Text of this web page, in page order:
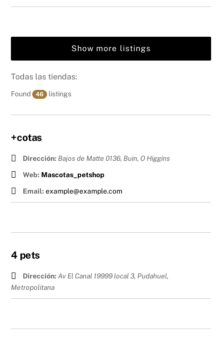
Show more listings
Todas las tiendas:
Found 46 listings
+cotas
Dirección: Bajos de Matte 0136, Buin, O Higgins
Web: Mascotas_petshop
Email: example@example.com
4 pets
Dirección: Av El Canal 19999 local 3, Pudahuel,
Metropolitana